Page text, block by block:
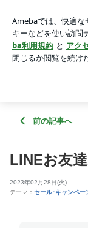
越店のブログアプリをダウンロ
ょう。
前の記事へ
LINEお友
2023年02月28日(火)
テーマ： セール･キャンペー